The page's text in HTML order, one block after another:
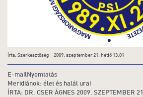
Írta: Szerkesztőség 2009. szeptember 21. hétfő 13:01
E-mailNyomtatás
Meridiánok: élet és halál urai
ÍRTA: DR. CSER ÁGNES 2009. SZEPTEMBER 21.